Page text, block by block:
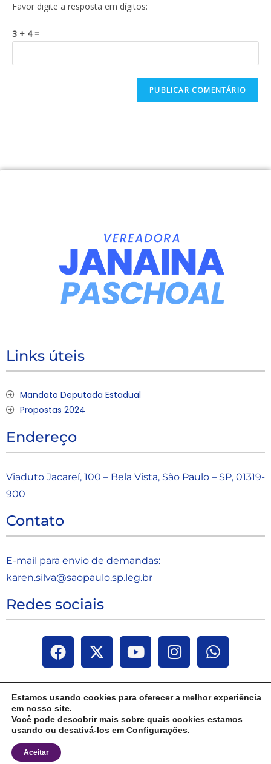
Favor digite a resposta em dígitos:
3 + 4 =
Links úteis
Mandato Deputada Estadual
Propostas 2024
Endereço
Viaduto Jacareí, 100 – Bela Vista, São Paulo – SP, 01319-
900
Contato
E-mail para envio de demandas:
karen.silva@saopaulo.sp.leg.br
Redes sociais
Janaina Paschoal | Todos os direitos reservados 2025
Estamos usando cookies para oferecer a melhor experiência
em nosso site.
Você pode descobrir mais sobre quais cookies estamos
usando ou desativá-los em Configurações.
Aceitar